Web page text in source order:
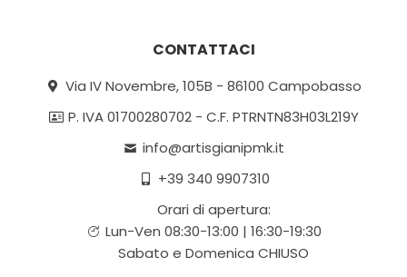
CONTATTACI
Via IV Novembre, 105B - 86100 Campobasso
P. IVA 01700280702 - C.F. PTRNTN83H03L219Y
info@artisgianipmk.it
+39 340 9907310
Orari di apertura:
Lun-Ven 08:30-13:00 | 16:30-19:30
Sabato e Domenica CHIUSO